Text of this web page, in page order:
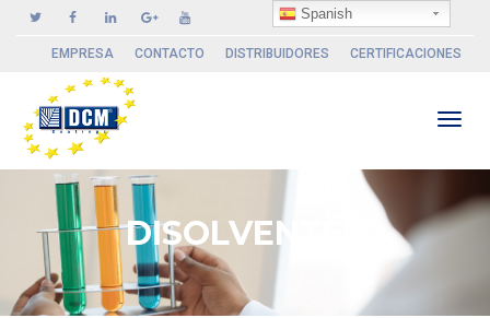
EMPRESA CONTACTO DISTRIBUIDORES CERTIFICACIONES
DISOLVENTES
Spanish